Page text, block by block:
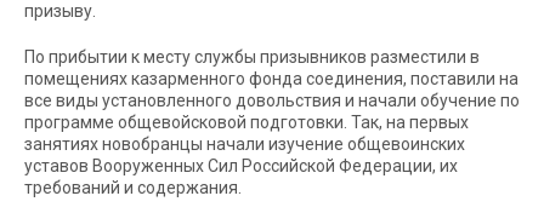
призыву.
По прибытии к месту службы призывников разместили в
помещениях казарменного фонда соединения, поставили на
все виды установленного довольствия и начали обучение по
программе общевойсковой подготовки. Так, на первых
занятиях новобранцы начали изучение общевоинских
уставов Вооруженных Сил Российской Федерации, их
требований и содержания.